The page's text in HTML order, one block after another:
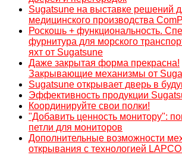
Sugatsune на выставке решений
медицинского производства
Роскошь + функциональность.
фурнитура для морского
яхт от Sugatsune
Даже закрытая форма прекрасна!
Закрывающие механизмы от
Sugatsune открывает дверь в
Эффективность продукции
Координируйте свои полки!
"Добавить ценность монитору":
петли для мониторов
Дополнительные возможности
открывания с технологией